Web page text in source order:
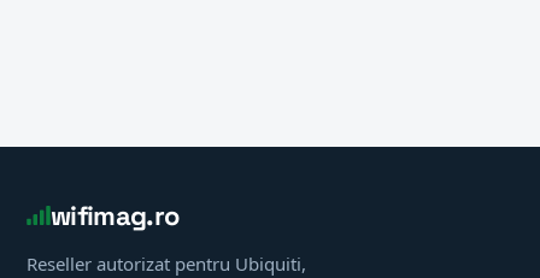
wifimag.ro
Reseller autorizat pentru Ubiquiti,